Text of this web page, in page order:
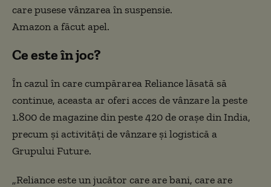
care pusese vânzarea în suspensie.
Amazon a făcut apel.
Ce este în joc?
În cazul în care cumpărarea Reliance lăsată să
continue, aceasta ar oferi acces de vânzare la peste
1.800 de magazine din peste 420 de orașe din India,
precum și activități de vânzare și logistică a
Grupului Future.
„Reliance este un jucător care are bani, care are